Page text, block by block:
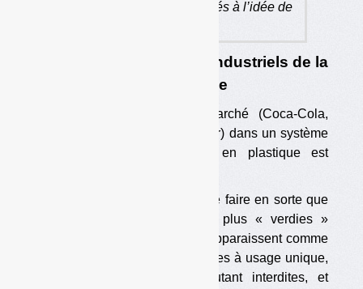
clients ne soient pas rebutés à l’idée de
2. Quel est l’intérêt des industriels de la
boisson dans la consigne
L’intérêt des metteurs en marché (Coca-Cola,
Danone et Nestlé, en particulier) dans un système
de consigne des bouteilles en plastique est
D’une part, il s’agit pour eux de faire en sorte que
leurs bouteilles paraissent le plus « verdies »
possible, c’est-à-dire qu’elles apparaissent comme
les plus collectées des plastiques à usage unique,
sans qu’elles soient pour autant interdites, et